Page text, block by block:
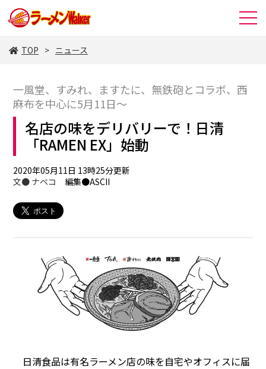
TOP ニュース
一風堂、すみれ、ますたに、無鉄砲とコラボ、西
麻布を中心に5月11日～
名店の味をデリバリーで！日清
「RAMEN EX」始動
2020年05月11日 13時25分更新
文● ナベコ 編集●ASCII
日清食品は有名ラーメン店の味を自宅やオフィスに届